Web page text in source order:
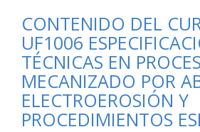
CONTENIDO DEL
UF1006
TÉCNICAS EN
MECANIZADO POR
ELECTROEROSIÓN Y
PROCEDIMIENTOS